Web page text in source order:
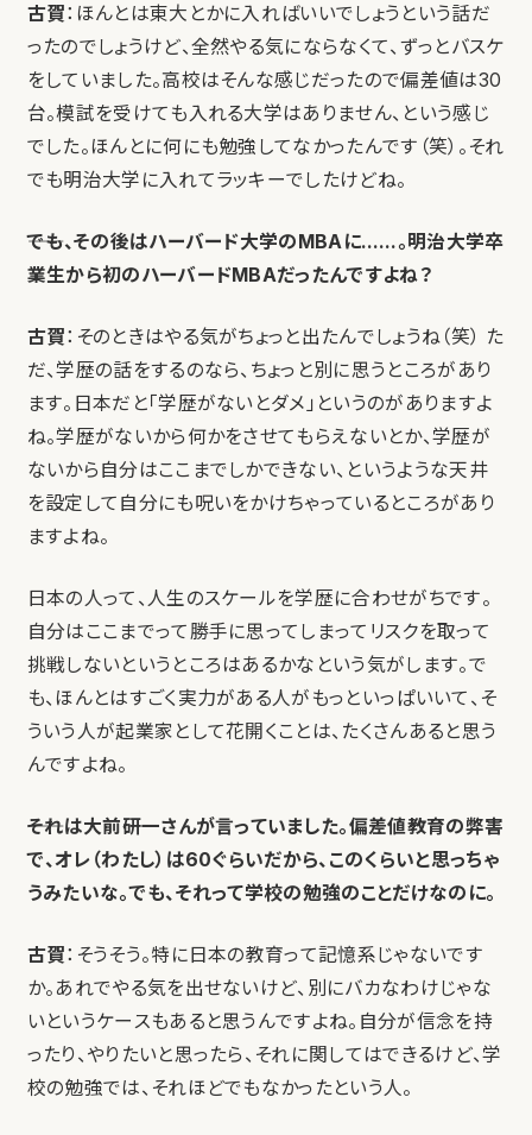
古賀：ほんとは東大とかに入ればいいでしょうという話だ
ったのでしょうけど、全然やる気にならなくて、ずっとバスケ
をしていました。高校はそんな感じだったので偏差値は30
台。模試を受けても入れる大学はありません、という感じ
でした。ほんとに何にも勉強してなかったんです（笑）。それ
でも明治大学に入れてラッキーでしたけどね。
――でも、その後はハーバード大学のMBAに……。明治大学卒
業生から初のハーバードMBAだったんですよね？
古賀：そのときはやる気がちょっと出たんでしょうね（笑） た
だ、学歴の話をするのなら、ちょっと別に思うところがあり
ます。日本だと「学歴がないとダメ」というのがありますよ
ね。学歴がないから何かをさせてもらえないとか、学歴が
ないから自分はここまでしかできない、というような天井
を設定して自分にも呪いをかけちゃっているところがあり
ますよね。
日本の人って、人生のスケールを学歴に合わせがちです。
自分はここまでって勝手に思ってしまってリスクを取って
挑戦しないというところはあるかなという気がします。で
も、ほんとはすごく実力がある人がもっといっぱいいて、そ
ういう人が起業家として花開くことは、たくさんあると思う
んですよね。
――それは大前研一さんが言っていました。偏差値教育の弊害
で、オレ（わたし）は60ぐらいだから、このくらいと思っちゃ
うみたいな。でも、それって学校の勉強のことだけなのに。
古賀：そうそう。特に日本の教育って記憶系じゃないです
か。あれでやる気を出せないけど、別にバカなわけじゃな
いというケースもあると思うんですよね。自分が信念を持
ったり、やりたいと思ったら、それに関してはできるけど、学
校の勉強では、それほどでもなかったという人。